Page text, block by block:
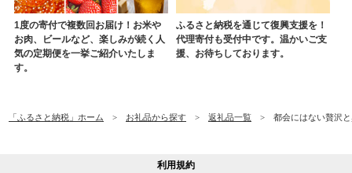
1度の寄付で複数回お届け！お米や
お肉、ビールなど、楽しみが続く人
気の定期便を一挙ご紹介いたしま
す。
ふるさと納税を通じて復興支援を！
代理寄付も受付中です。温かいご支
援、お待ちしております。
「ふるさと納税」ホーム お礼品から探す 返礼品一覧 都会にはない贅沢
利用規約